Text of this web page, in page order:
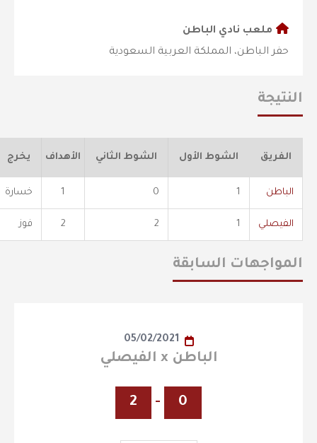
ملعب نادي الباطن
حفر الباطن، المملكة العربية السعودية
النتيجة
الفريق الشوط الأول الشوط الثاني الأهداف يخرج
الباطن 1
0
1 خسارة
الفيصلي 1
2
2 فوز
المواجهات السابقة
05/02/2021
الباطن x الفيصلي
0
-
2